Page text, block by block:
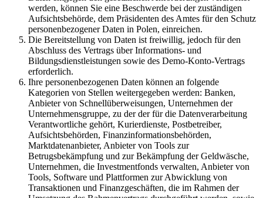
werden, können Sie eine Beschwerde bei der zuständigen
Aufsichtsbehörde, dem Präsidenten des Amtes für den Schutz
personenbezogener Daten in Polen, einreichen.
Die Bereitstellung von Daten ist freiwillig, jedoch für den
Abschluss des Vertrags über Informations- und
Bildungsdienstleistungen sowie des Demo-Konto-Vertrags
erforderlich.
Ihre personenbezogenen Daten können an folgende
Kategorien von Stellen weitergegeben werden: Banken,
Anbieter von Schnellüberweisungen, Unternehmen der
Unternehmensgruppe, zu der der für die Datenverarbeitung
Verantwortliche gehört, Kurierdienste, Postbetreiber,
Aufsichtsbehörden, Finanzinformationsbehörden,
Marktdatenanbieter, Anbieter von Tools zur
Betrugsbekämpfung und zur Bekämpfung der Geldwäsche,
Unternehmen, die Investmentfonds verwalten, Anbieter von
Tools, Software und Plattformen zur Abwicklung von
Transaktionen und Finanzgeschäften, die im Rahmen der